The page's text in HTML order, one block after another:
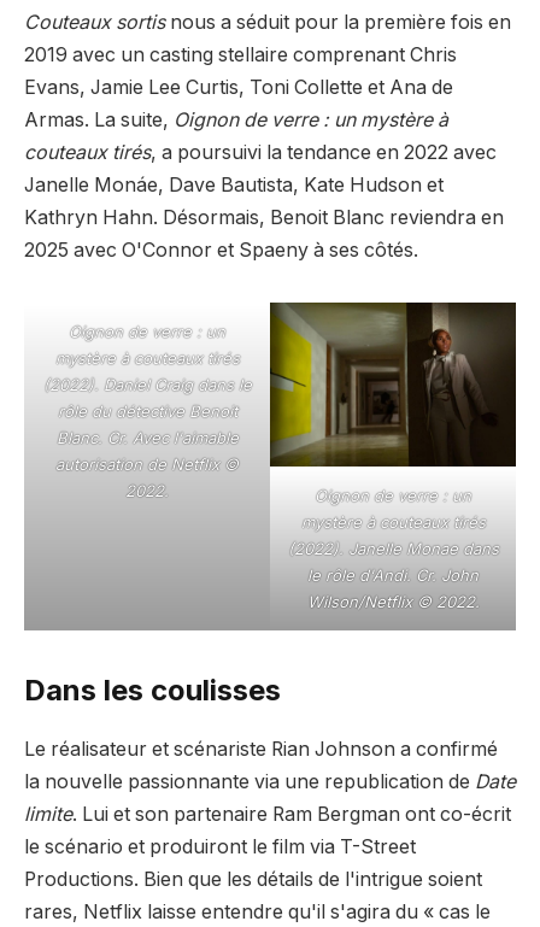
Couteaux sortisnous a séduit pour la première fois en
2019 avec un casting stellaire comprenant Chris
Evans, Jamie Lee Curtis, Toni Collette et Ana de
Armas. La suite, Oignon de verre : un mystère à
couteaux tirés, a poursuivi la tendance en 2022 avec
Janelle Monáe, Dave Bautista, Kate Hudson et
Kathryn Hahn. Désormais, Benoit Blanc reviendra en
2025 avec O'Connor et Spaeny à ses côtés.
Oignon de verre : un
mystère à couteaux tirés
(2022). Daniel Craig dans le
rôle du détective Benoit
Blanc. Cr. Avec l'aimable
autorisation de Netflix ©
2022.
Oignon de verre : un
mystère à couteaux tirés
(2022). Janelle Monae dans
le rôle d'Andi. Cr. John
Wilson/Netflix © 2022.
Dans les coulisses
Le réalisateur et scénariste Rian Johnson a confirmé
la nouvelle passionnante via une republication de Date
limite. Lui et son partenaire Ram Bergman ont co-écrit
le scénario et produiront le film via T-Street
Productions. Bien que les détails de l'intrigue soient
rares, Netflix laisse entendre qu'il s'agira du « cas le